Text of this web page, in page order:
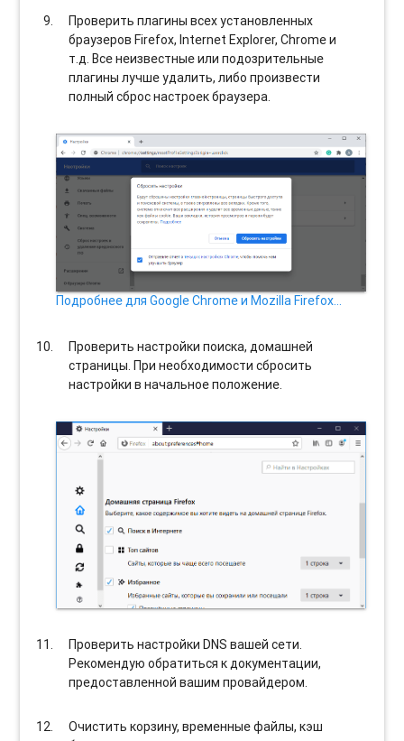
Проверить плагины всех установленных
браузеров Firefox, Internet Explorer, Chrome и
т.д. Все неизвестные или подозрительные
плагины лучше удалить, либо произвести
полный сброс настроек браузера.
Подробнее для Google Chrome и Mozilla Firefox…
Проверить настройки поиска, домашней
страницы. При необходимости сбросить
настройки в начальное положение.
Проверить настройки DNS вашей сети.
Рекомендую обратиться к документации,
предоставленной вашим провайдером.
Очистить корзину, временные файлы, кэш